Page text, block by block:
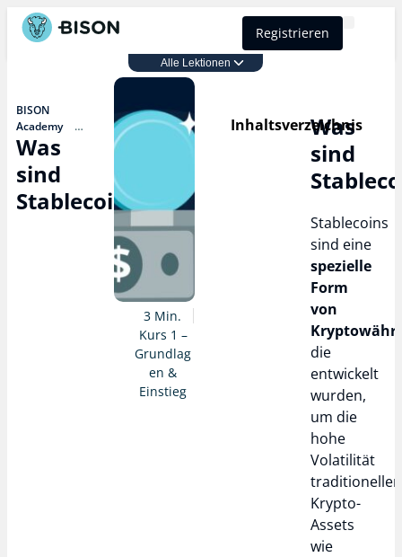
Registrieren
Alle Lektionen
BISON
Academy
Kurs 1 –
Grundlagen &
Einstieg
Stablecoins?
Was
sind
Stablecoins?
3 Min.
Kurs 1 –
Grundlag
en &
Einstieg
Inhaltsverzeichnis
Was
sind
Stablecoins
sind eine
spezielle
Form
von
die
entwickelt
wurden,
um die
hohe
Volatilität
traditioneller
Krypto-
Assets
wie